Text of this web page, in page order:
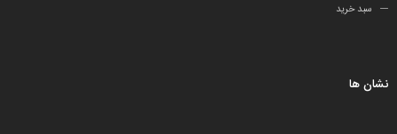
سبد خرید
نشان ها